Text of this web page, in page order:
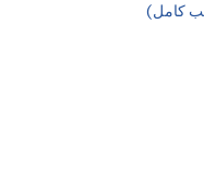
كامل)